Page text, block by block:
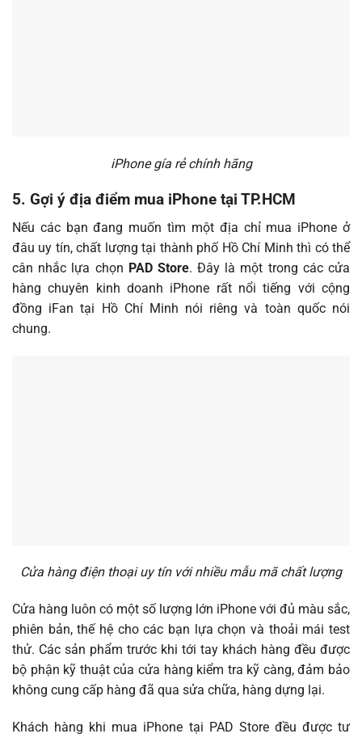
iPhone gía rẻ chính hãng
5. Gợi ý địa điểm mua iPhone tại TP.HCM
Nếu các bạn đang muốn tìm một địa chỉ mua iPhone ở
đâu uy tín, chất lượng tại thành phố Hồ Chí Minh thì có thể
cân nhắc lựa chọn PAD Store. Đây là một trong các cửa
hàng chuyên kinh doanh iPhone rất nổi tiếng với cộng
đồng iFan tại Hồ Chí Minh nói riêng và toàn quốc nói
chung.
Cửa hàng điện thoại uy tín với nhiều mẫu mã chất lượng
Cửa hàng luôn có một số lượng lớn iPhone với đủ màu sắc,
phiên bản, thế hệ cho các bạn lựa chọn và thoải mái test
thử. Các sản phẩm trước khi tới tay khách hàng đều được
bộ phận kỹ thuật của cửa hàng kiểm tra kỹ càng, đảm bảo
không cung cấp hàng đã qua sửa chữa, hàng dựng lại.
Khách hàng khi mua iPhone tại PAD Store đều được tư